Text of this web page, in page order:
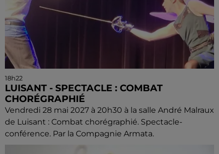
18h22
LUISANT - SPECTACLE : COMBAT
CHORÉGRAPHIÉ
Vendredi 28 mai 2027 à 20h30 à la salle André Malraux
de Luisant : Combat chorégraphié. Spectacle-
conférence. Par la Compagnie Armata.